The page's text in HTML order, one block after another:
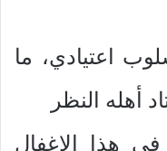
اعتيادي، ما
أهله النظر
هذا الإغفال